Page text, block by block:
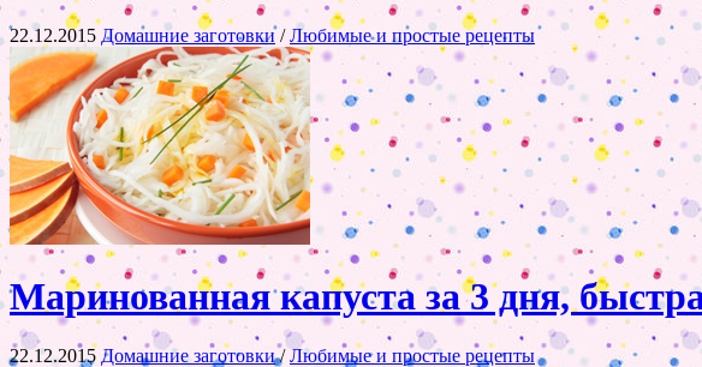
22.12.2015 Домашние заготовки/Любимые и простые рецепты
Маринованная капуста за 3 дня,
22.12.2015 Домашние заготовки/Любимые и простые рецепты